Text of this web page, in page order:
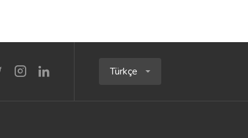
Türkçe